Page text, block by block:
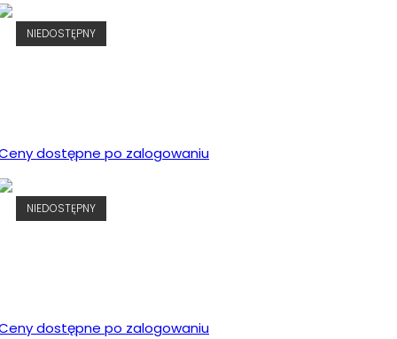
NIEDOSTĘPNY
dostępne po zalogowaniu
NIEDOSTĘPNY
dostępne po zalogowaniu